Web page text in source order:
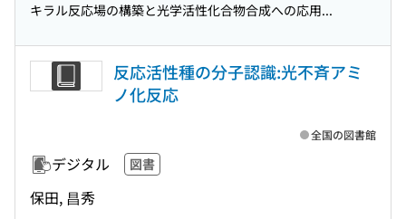
キラル反応場の構築と光学活性化合物合成への応用...
反応活性種の分子認識:光不斉アミ
ノ化反応
デジタル 図書
保田, 昌秀
全国の図書館